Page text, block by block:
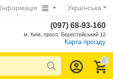
Українська
Інформація
(097) 68-93-160
м. Київ, просп. Берестейський 12
Карта проїзду
0